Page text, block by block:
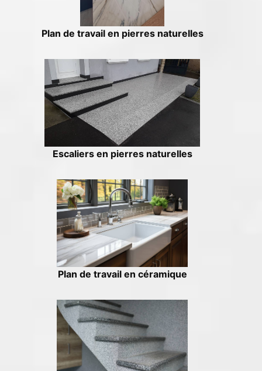
Plan de travail en pierres naturelles
Escaliers en pierres naturelles
Plan de travail en céramique